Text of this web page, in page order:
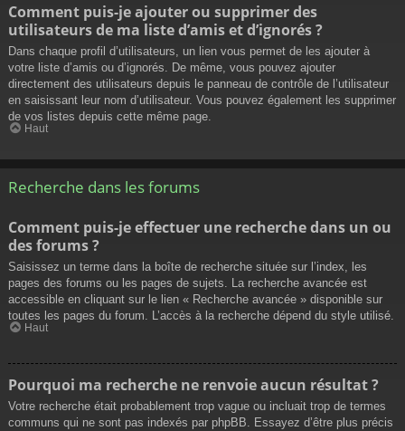
Comment puis-je ajouter ou supprimer des
utilisateurs de ma liste d’amis et d’ignorés ?
Dans chaque profil d’utilisateurs, un lien vous permet de les ajouter à
votre liste d’amis ou d’ignorés. De même, vous pouvez ajouter
directement des utilisateurs depuis le panneau de contrôle de l’utilisateur
en saisissant leur nom d’utilisateur. Vous pouvez également les supprimer
de vos listes depuis cette même page.
Haut
Recherche dans les forums
Comment puis-je effectuer une recherche dans un ou
des forums ?
Saisissez un terme dans la boîte de recherche située sur l’index, les
pages des forums ou les pages de sujets. La recherche avancée est
accessible en cliquant sur le lien « Recherche avancée » disponible sur
toutes les pages du forum. L’accès à la recherche dépend du style utilisé.
Haut
Pourquoi ma recherche ne renvoie aucun résultat ?
Votre recherche était probablement trop vague ou incluait trop de termes
communs qui ne sont pas indexés par phpBB. Essayez d’être plus précis